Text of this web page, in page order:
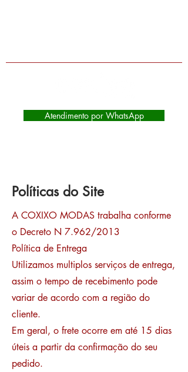
Atendimento por WhatsApp
Políticas do Site
A COXIXO MODAS trabalha conforme
o Decreto N 7.962/2013
Política de Entrega
Utilizamos multiplos serviços de entrega,
assim o tempo de recebimento pode
variar de acordo com a região do
cliente.
Em geral, o frete ocorre em até 15 dias
úteis a partir da confirmação do seu
pedido.